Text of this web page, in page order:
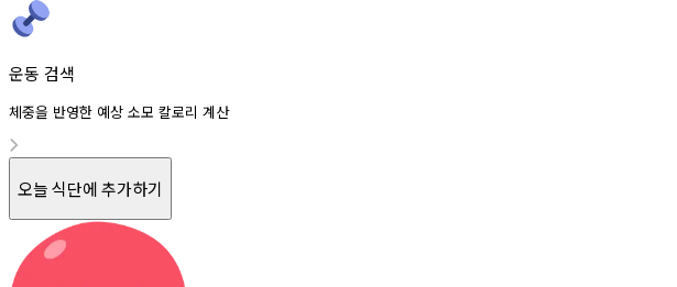
운동 검색
체중을 반영한 예상 소모 칼로리 계산
오늘 식단에 추가하기